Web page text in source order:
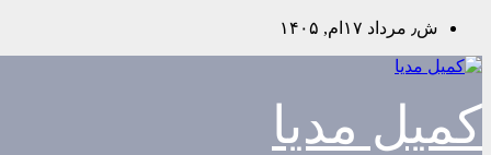
Skip
content
ش٫ مرداد ۱۷ام, ۱۴۰۵
کمیل مدیا